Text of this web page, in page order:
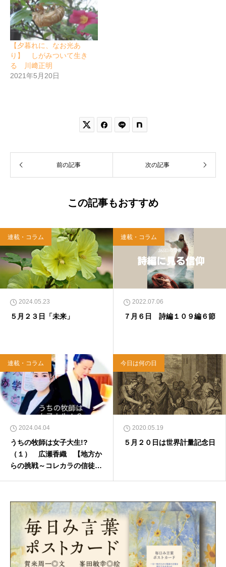
【夕暮れに、なお光あ
り】 しがみついて生き
る 川﨑正明
2021年5月20日
 
前の記事 次の記事
この記事もおすすめ
連載・コラム
2024.05.23
５月２３日「未来」
連載・コラム
2022.07.06
７月６日 詩編１０９編６節
連載・コラム
2024.04.04
うちの牧師は女子大生!?
（１） 広瀬香織 【地方か
らの挑戦～コレカラの信徒へ
今日は何の日
2020.05.19
５月２０日は世界計量記念日